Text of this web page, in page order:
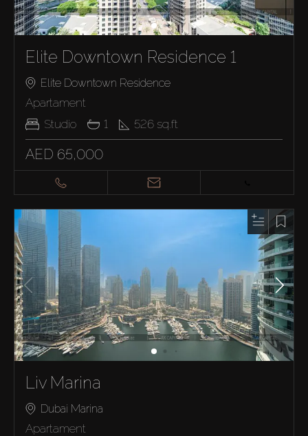
Elite Downtown Residence 1
Elite Downtown Residence
Apartament
Studio
1 526 sq.ft
AED 65,000
Liv Marina
Dubai Marina
Apartament